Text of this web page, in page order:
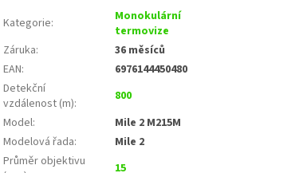
Kategorie:
Monokulární
termovize
Záruka:
36 měsíců
EAN:
6976144450480
Detekční
vzdálenost (m):
800
Model:
Mile 2 M215M
Modelová řada:
Mile 2
Průměr objektivu
15